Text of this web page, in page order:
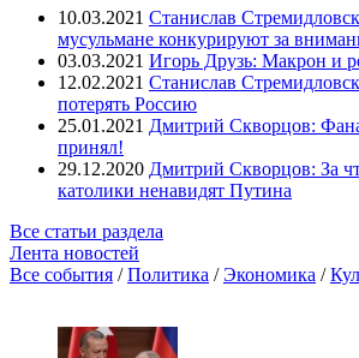
10.03.2021 Станислав
мусульмане конкурируют за
03.03.2021 Игорь Друзь: Макрон и
12.02.2021 Станислав
потерять Россию
25.01.2021 Дмитрий Скворцов:
принял!
29.12.2020 Дмитрий Скворцов: За
католики ненавидят Путина
Все статьи раздела
Лента новостей
Все события /Политика /Экономика /